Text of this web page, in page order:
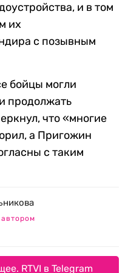
и в том
их
с позывным
бойцы могли
продолжать
что «многие
а Пригожин
с таким
RTVI в Telegram